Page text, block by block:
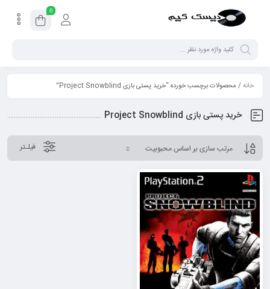
0
خانه/ محصولات برچسب خورده “خرید پستی بازی Project Snowblind”
خرید پستی بازی Project Snowblind
فیلـتر